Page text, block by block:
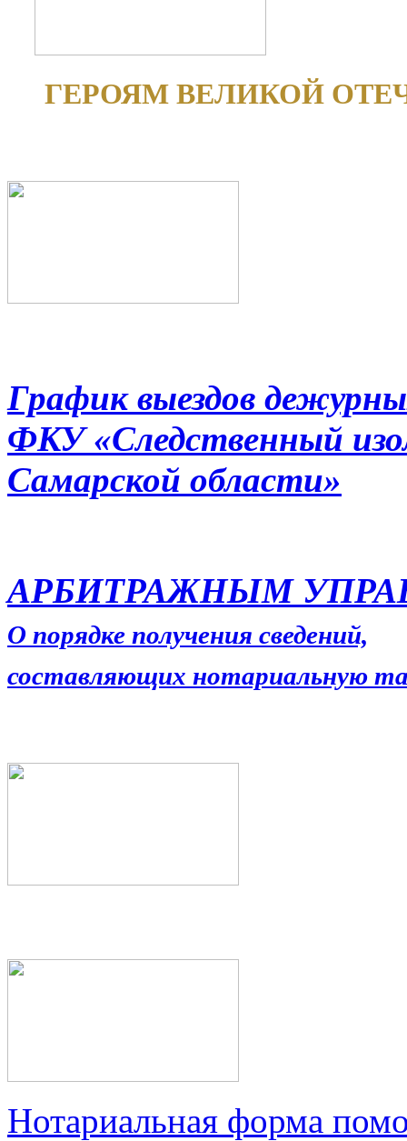
ГЕРОЯМ ВЕЛИКОЙ
График выездов
ФКУ «Следственный
Самарской области»
АРБИТРАЖНЫМ
О порядке получения сведений,
составляющих нотариальную
Нотариальная форма